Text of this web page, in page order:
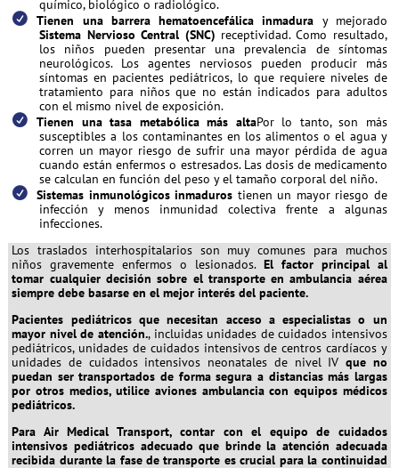
químico, biológico o radiológico.
Tienen una barrera hematoencefálica inmadura y mejorado
Sistema Nervioso Central (SNC) receptividad. Como resultado,
los niños pueden presentar una prevalencia de síntomas
neurológicos. Los agentes nerviosos pueden producir más
síntomas en pacientes pediátricos, lo que requiere niveles de
tratamiento para niños que no están indicados para adultos
con el mismo nivel de exposición.
Tienen una tasa metabólica más altaPor lo tanto, son más
susceptibles a los contaminantes en los alimentos o el agua y
corren un mayor riesgo de sufrir una mayor pérdida de agua
cuando están enfermos o estresados. Las dosis de medicamento
se calculan en función del peso y el tamaño corporal del niño.
Sistemas inmunológicos inmaduros tienen un mayor riesgo de
infección y menos inmunidad colectiva frente a algunas
infecciones.
Los traslados interhospitalarios son muy comunes para muchos
niños gravemente enfermos o lesionados. El factor principal al
tomar cualquier decisión sobre el transporte en ambulancia aérea
siempre debe basarse en el mejor interés del paciente.
Pacientes pediátricos que necesitan acceso a especialistas o un
mayor nivel de atención., incluidas unidades de cuidados intensivos
pediátricos, unidades de cuidados intensivos de centros cardíacos y
unidades de cuidados intensivos neonatales de nivel IVque no
puedan ser transportados de forma segura a distancias más largas
por otros medios, utilice aviones ambulancia con equipos médicos
pediátricos.
Para Air Medical Transport, contar con el equipo de cuidados
intensivos pediátricos adecuado que brinde la atención adecuada
recibida durante la fase de transporte es crucial para la continuidad